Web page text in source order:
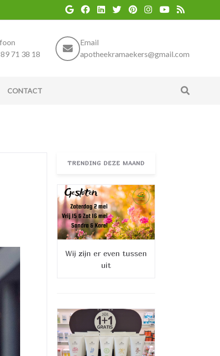
71 38 18
Email
apotheekramaekers@gmail.com
CONTACT
TRENDING DEZE MAAND
Wij zijn er even tussen
uit